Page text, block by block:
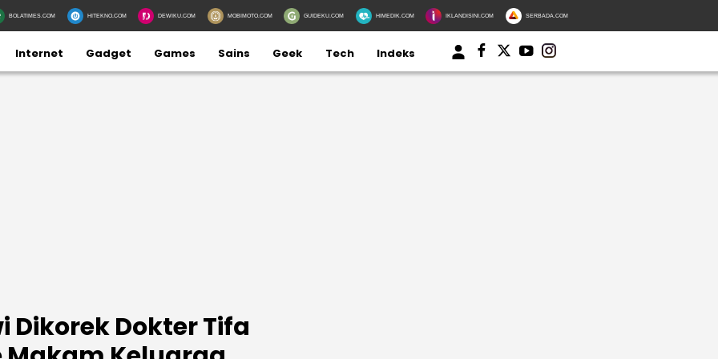
BOLATIMES.COM HITEKNO.COM DEWIKU.COM MOBIMOTO.COM GUIDEKU.COM HIMEDIK.COM IKLANDISINI.COM SERBADA.COM
Internet Gadget Games Sains Geek Tech Indeks
Dikorek Dokter Tifa